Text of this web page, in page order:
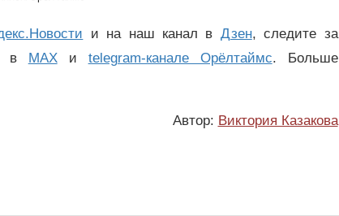
и на наш канал в Дзен, следите за
в
MAXи telegram-канале Орёлтаймс. Больше
Автор: Виктория Казакова